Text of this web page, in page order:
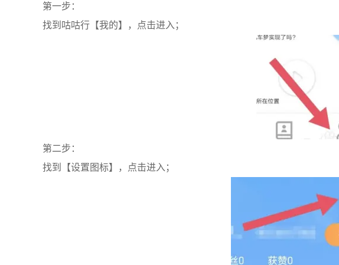
第一步：
找到咕咕行【我的】，点击进入；
第二步：
找到【设置图标】，点击进入；